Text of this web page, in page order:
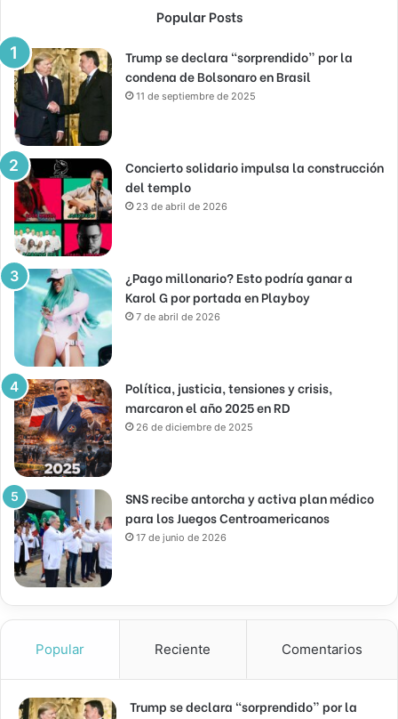
Popular Posts
Trump se declara “sorprendido” por la
condena de Bolsonaro en Brasil
11 de septiembre de 2025
Concierto solidario impulsa la construcción
del templo
23 de abril de 2026
¿Pago millonario? Esto podría ganar a
Karol G por portada en Playboy
7 de abril de 2026
Política, justicia, tensiones y crisis,
marcaron el año 2025 en RD
26 de diciembre de 2025
SNS recibe antorcha y activa plan médico
para los Juegos Centroamericanos
17 de junio de 2026
Popular Reciente Comentarios
Trump se declara “sorprendido” por la